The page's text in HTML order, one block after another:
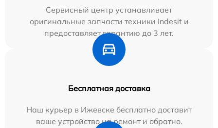
Сервисный центр устанавливает
оригинальные запчасти техники Indesit и
предоставляет гарантию до 3 лет.
Бесплатная доставка
Наш курьер в Ижевске бесплатно доставит
ваше устройство на ремонт и обратно.